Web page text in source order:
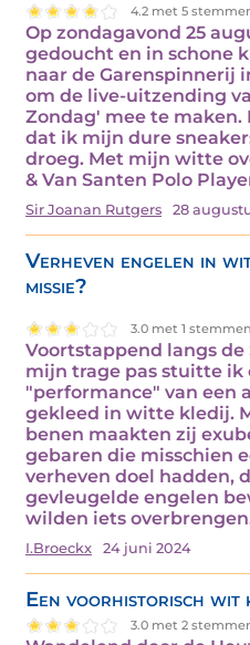
4.2 met 5
Op zondagavond 25
gedoucht en in schone
naar de Garenspinnerij
om de live-uitzending
Zondag' mee te maken.
dat ik mijn dure
droeg. Met mijn witte
& Van Santen Polo
Sir Joanan Rutgers 28
Verheven engelen in
missie?
3.0 met 1 stemmen
Voortstappend langs
mijn trage pas stuitte ik
"performance" van een
gekleed in witte kledij.
benen maakten zij
gebaren die misschien
verheven doel hadden,
gevleugelde engelen
wilden iets
I.Broeckx 24 juni 2024
Een voorhistorisch wit
3.0 met 2